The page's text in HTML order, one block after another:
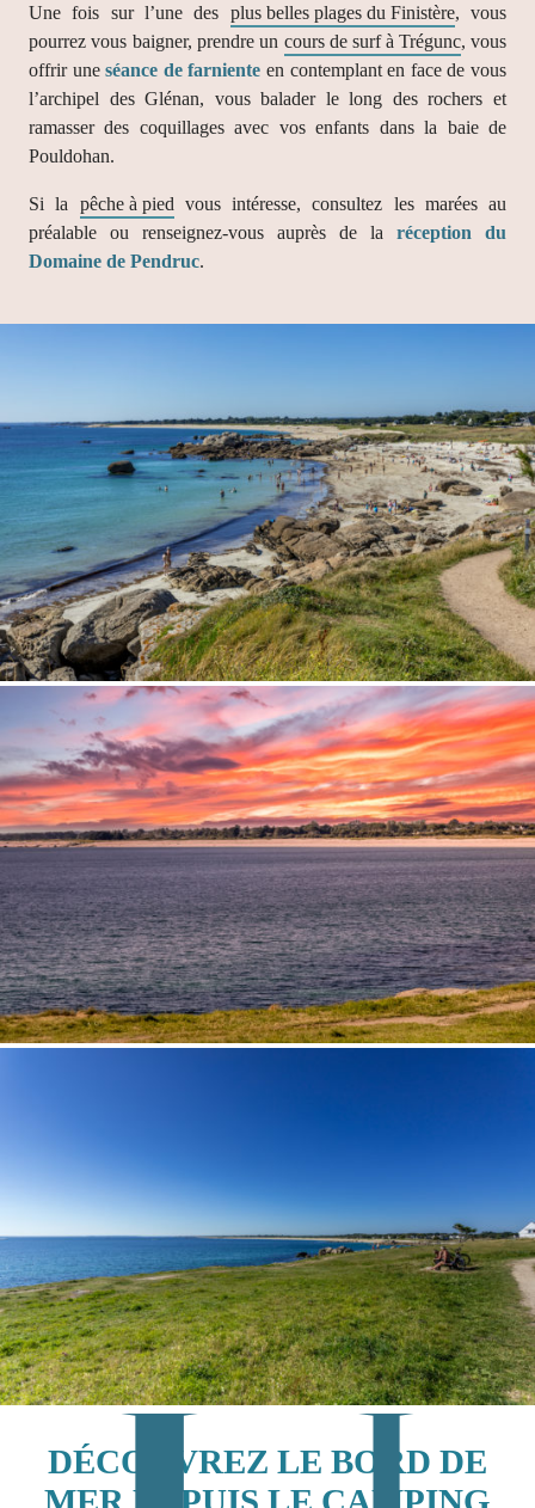
Une fois sur l’une des plus belles plages du Finistère, vous
pourrez vous baigner, prendre un cours de surf à Trégunc, vous
offrir uneséance de farniente en contemplant en face de vous
l’archipel des Glénan, vous balader le long des rochers et
ramasser des coquillages avec vos enfants dans la baie de
Pouldohan.
Si la pêche à pied vous intéresse, consultez les marées au
préalable ou renseignez-vous auprès de la réception du
Domaine de Pendruc.
DÉCOUVREZ LE BORD DE